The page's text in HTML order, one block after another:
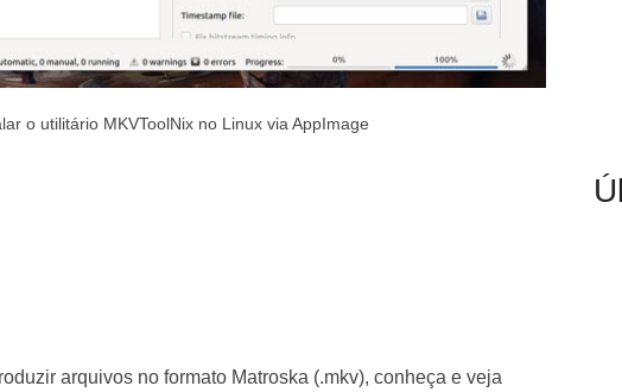
o utilitário MKVToolNix no Linux via AppImage
arquivos no formato Matroska (.mkv), conheça e veja